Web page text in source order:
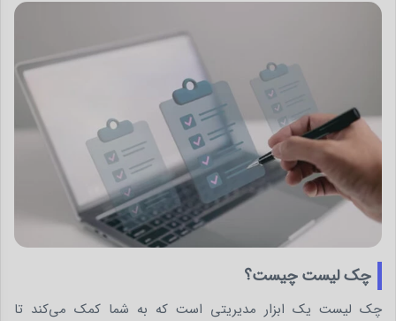
چک لیست چیست؟
چک لیست یک ابزار مدیریتی است که به شما کمک می‌کند تا